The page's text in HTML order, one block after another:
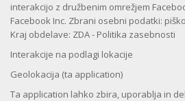
interakcijo z družbenim omrežjem
Facebook Inc. Zbrani osebni podatki:
Kraj obdelave: ZDA - Politika zasebnosti
Interakcije na podlagi lokacije
Geolokacija (ta application)
Ta application lahko zbira, uporablja in